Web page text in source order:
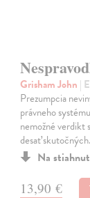
Grisham John |
Prezumpcia
právneho
nemožné verdikt
desať
Na
13,90 €